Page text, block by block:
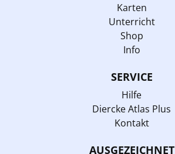
Karten
Unterricht
Shop
Info
SERVICE
Hilfe
Diercke Atlas Plus
Kontakt
AUSGEZEICHNET